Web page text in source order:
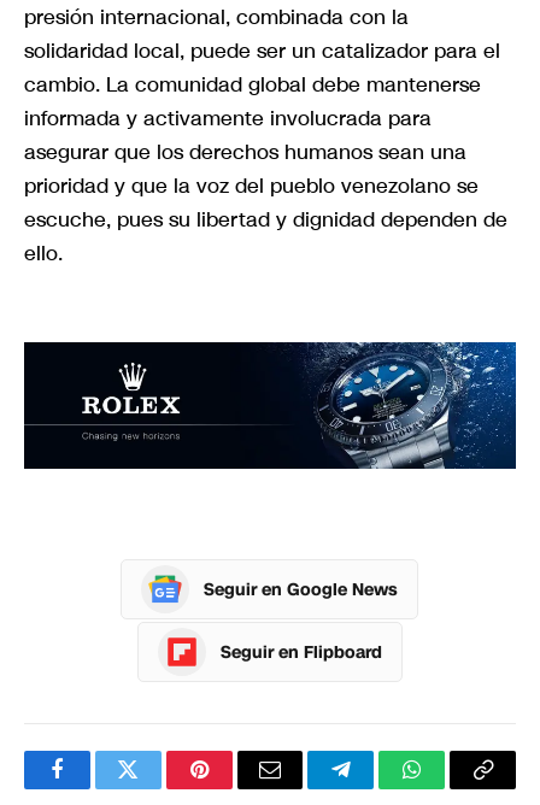
presión internacional, combinada con la
solidaridad local, puede ser un catalizador para el
cambio. La comunidad global debe mantenerse
informada y activamente involucrada para
asegurar que los derechos humanos sean una
prioridad y que la voz del pueblo venezolano se
escuche, pues su libertad y dignidad dependen de
ello.
Seguir en Google News
Seguir en Flipboard
FacebookTwitterPinterestCorreoTelegramWhatsApp